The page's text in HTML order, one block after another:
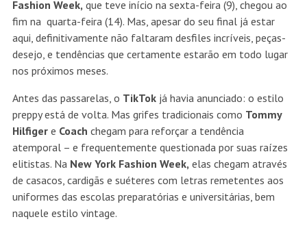
Fashion Week, que teve início na sexta-feira (9), chegou ao
fim na quarta-feira (14). Mas, apesar do seu final já estar
aqui, definitivamente não faltaram desfiles incríveis, peças-
desejo, e tendências que certamente estarão em todo lugar
nos próximos meses.
Antes das passarelas, o TikTokjá havia anunciado: o estilo
preppy está de volta. Mas grifes tradicionais como Tommy
Hilfigere Coach chegam para reforçar a tendência
atemporal – e frequentemente questionada por suas raízes
elitistas. Na New York Fashion Week, elas chegam através
de casacos, cardigãs e suéteres com letras remetentes aos
uniformes das escolas preparatórias e universitárias, bem
naquele estilo vintage.